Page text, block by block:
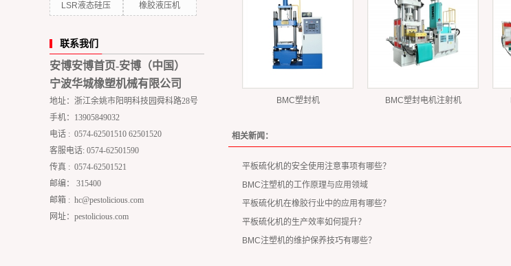
LSR液态硅压 橡胶液压机
联系我们
安博安博首页-安博（中国）
宁波华城橡塑机械有限公司
地址：浙江余姚市阳明科技园舜科路28号
手机：13905849032
电话 : 0574-62501510 62501520
客服电话: 0574-62501590
传真 : 0574-62501521
邮编： 315400
邮箱 : hc@pestolicious.com
网址：pestolicious.com
BMC塑封机 BMC塑封电机注射机
相关新闻：
平板硫化机的安全使用注意事项有哪些？
BMC注塑机的工作原理与应用领域
平板硫化机在橡胶行业中的应用有哪些？
平板硫化机的生产效率如何提升？
BMC注塑机的维护保养技巧有哪些？